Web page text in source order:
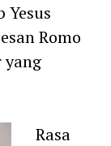
Yesus
Romo
yang
Rasa